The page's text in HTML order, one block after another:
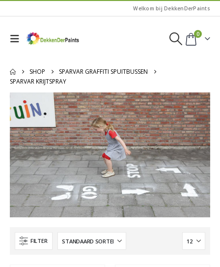
Welkom bij DekkenDerPaints
0
SHOP
SPARVAR GRAFFITI SPUITBUSSEN
SPARVAR KRIJTSPRAY
FILTER